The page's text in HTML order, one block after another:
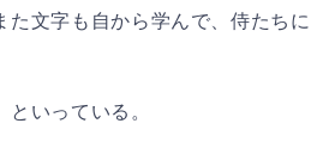
文字も自から学んで、侍たち
いっている。